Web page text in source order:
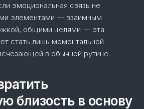
эмоциональная связь не
элементами — взаимным
общими целями — эта
стать лишь моментальной
в обычной рутине.
близость в основу